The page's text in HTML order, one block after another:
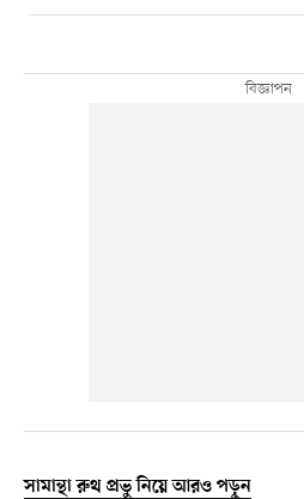
সামান্থা রুথ প্রভু নিয়ে আরও পড়ুন